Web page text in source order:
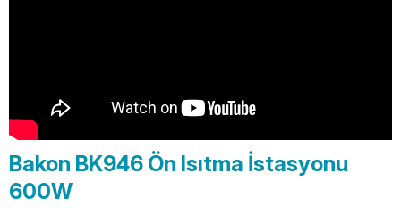
Bakon BK946 Ön Isıtma İstasyonu
600W